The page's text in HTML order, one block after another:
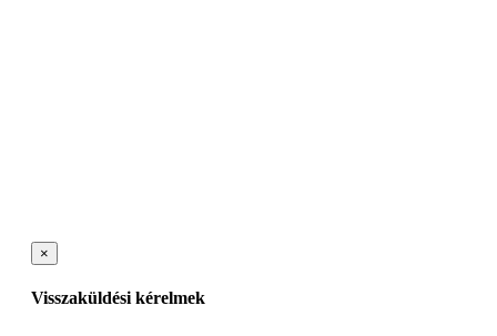
×
Visszaküldési kérelmek